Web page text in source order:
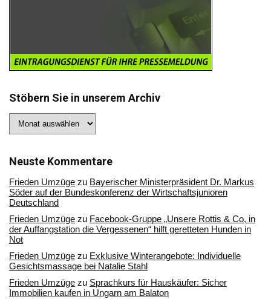
Stöbern Sie in unserem Archiv
Sie
Archiv
Neuste Kommentare
Frieden Umzüge zu Bayerischer Ministerpräsident Dr. Markus
Söder auf der Bundeskonferenz der Wirtschaftsjunioren
Deutschland
Frieden Umzüge zu Facebook-Gruppe „Unsere Rottis & Co, in
der Auffangstation die Vergessenen“ hilft geretteten Hunden in
Not
Frieden Umzüge zu Exklusive Winterangebote: Individuelle
Gesichtsmassage bei Natalie Stahl
Frieden Umzüge zu Sprachkurs für Hauskäufer: Sicher
Immobilien kaufen in Ungarn am Balaton